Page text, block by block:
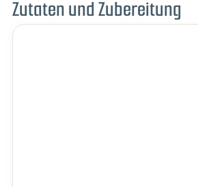
Zutaten und Zubereitung